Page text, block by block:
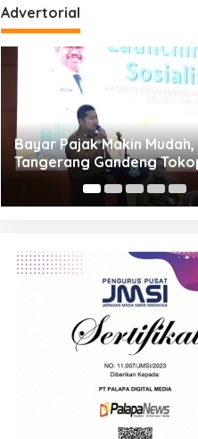
Advertorial
Resmi Bergulir, 651 Kafilah
Ramaikan MTQ XXV Kota
Tangerang di Ciledug